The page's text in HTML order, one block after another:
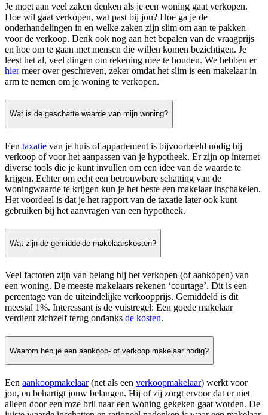
Je moet aan veel zaken denken als je een woning gaat verkopen.
Hoe wil gaat verkopen, wat past bij jou? Hoe ga je de
onderhandelingen in en welke zaken zijn slim om aan te pakken
voor de verkoop. Denk ook nog aan het bepalen van de vraagprijs
en hoe om te gaan met mensen die willen komen bezichtigen. Je
leest het al, veel dingen om rekening mee te houden. We hebben er
hiermeer over geschreven, zeker omdat het slim is een makelaar in
arm te nemen om je woning te verkopen.
Wat is de geschatte waarde van mijn woning?
Een taxatie van je huis of appartement is bijvoorbeeld nodig bij
verkoop of voor het aanpassen van je hypotheek. Er zijn op internet
diverse tools die je kunt invullen om een idee van de waarde te
krijgen. Echter om echt een betrouwbare schatting van de
woningwaarde te krijgen kun je het beste een makelaar inschakelen.
Het voordeel is dat je het rapport van de taxatie later ook kunt
gebruiken bij het aanvragen van een hypotheek.
Wat zijn de gemiddelde makelaarskosten?
Veel factoren zijn van belang bij het verkopen (of aankopen) van
een woning. De meeste makelaars rekenen ‘courtage’. Dit is een
percentage van de uiteindelijke verkoopprijs. Gemiddeld is dit
meestal 1%. Interessant is de vuistregel: Een goede makelaar
verdient zichzelf terug ondanks de kosten.
Waarom heb je een aankoop- of verkoop makelaar nodig?
Een aankoopmakelaar(net als een verkoopmakelaar) werkt voor
jou, en behartigt jouw belangen. Hij of zij zorgt ervoor dat er niet
alleen door een roze bril naar een woning gekeken gaat worden. De